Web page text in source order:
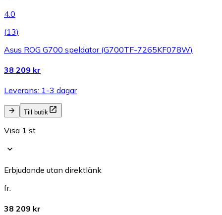
4.0
(13)
Asus ROG G700 speldator (G700TF-7265KF078W)
38 209 kr
Leverans: 1-3 dagar
Till butik
Visa 1 st
Erbjudande utan direktlänk
fr.
38 209 kr